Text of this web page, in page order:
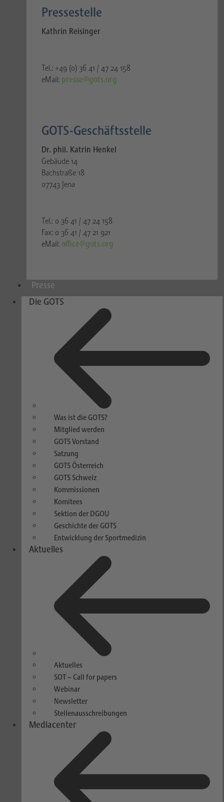
Pressestelle​
Kathrin Reisinger
Tel.: +49 (0) 36 41 / 47 24 158
eMail: presse@gots.org
GOTS-Geschäftsstelle
Dr. phil. Katrin Henkel
Gebäude 14
Bachstraße 18
07743 Jena
Tel.: 0 36 41 / 47 24 158
Fax: 0 36 41 / 47 21 921
eMail: office@gots.org
Presse
Die GOTS
Was ist die GOTS?
Mitglied werden
GOTS Vorstand
Satzung
GOTS Österreich
GOTS Schweiz
Kommissionen
Komitees
Sektion der DGOU
Geschichte der GOTS
Entwicklung der Sportmedizin
Aktuelles
Aktuelles
SOT – Call for papers
Webinar
Newsletter
Stellenausschreibungen
Mediacenter